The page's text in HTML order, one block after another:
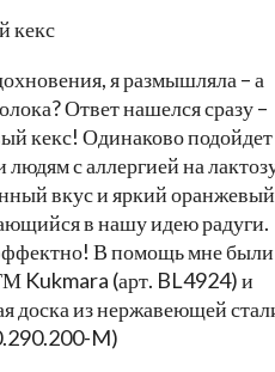
я размышляла – а
Ответ нашелся сразу –
кекс! Одинаково
с аллергией на
вкус и яркий оранжевый
в нашу идею радуги.
В помощь мне были
Kukmara (арт. BL4924) и
из нержавеющей
M)